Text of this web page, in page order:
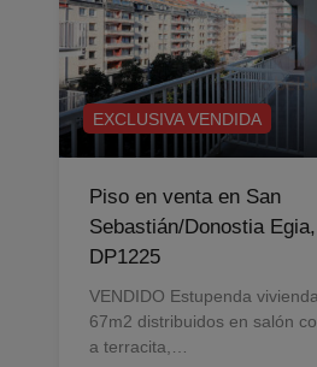
EXCLUSIVA VENDIDA
Piso en venta en San
Sebastián/Donostia
DP1225
VENDIDO Estupenda
67m2 distribuidos en salón
a terracita,…